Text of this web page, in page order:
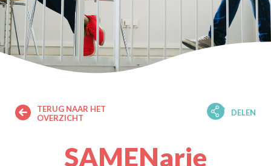
TERUG NAAR HET
OVERZICHT
DELEN
SAMENarie